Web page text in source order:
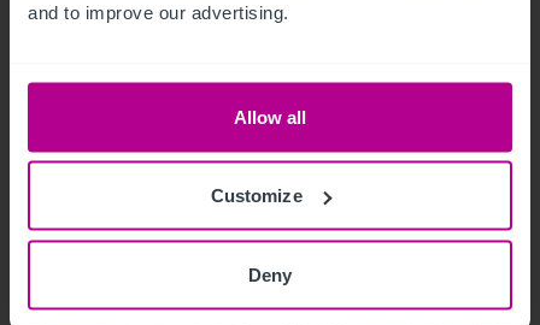
and to improve our advertising.
Allow all
Customize
Deny